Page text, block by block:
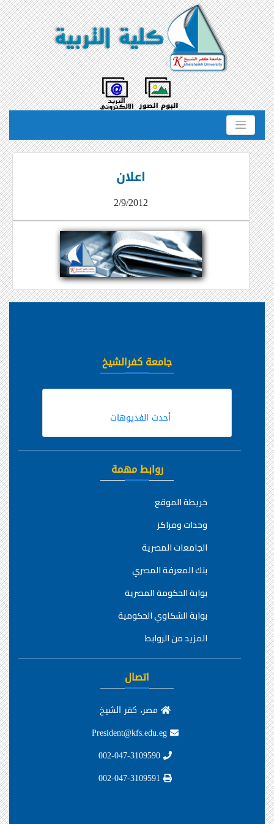
اعلان
2/9/2012
جامعة كفرالشيخ
أحدث الفديوهات
روابط مهمة
خريطة الموقع
وحدات ومراكز
الجامعات المصرية
بنك المعرفة المصري
بوابة الحكومة المصرية
بوابة الشكاوي الحكومية
المزيد من الروابط
اتصال
مصر، كفر الشيخ